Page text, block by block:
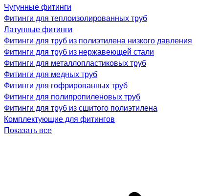
Чугунные фитинги
Фитинги для теплоизолированных труб
Латунные фитинги
Фитинги для труб из полиэтилена низкого давления
Фитинги для труб из нержавеющей стали
Фитинги для металлопластиковых труб
Фитинги для медных труб
Фитинги для гофрированных труб
Фитинги для полипропиленовых труб
Фитинги для труб из сшитого полиэтилена
Комплектующие для фитингов
Показать все